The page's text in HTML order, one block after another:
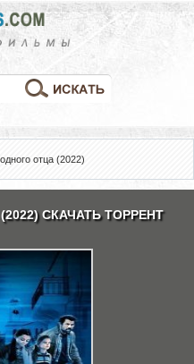
отца (2022)
СКАЧАТЬ ТОРРЕНТ